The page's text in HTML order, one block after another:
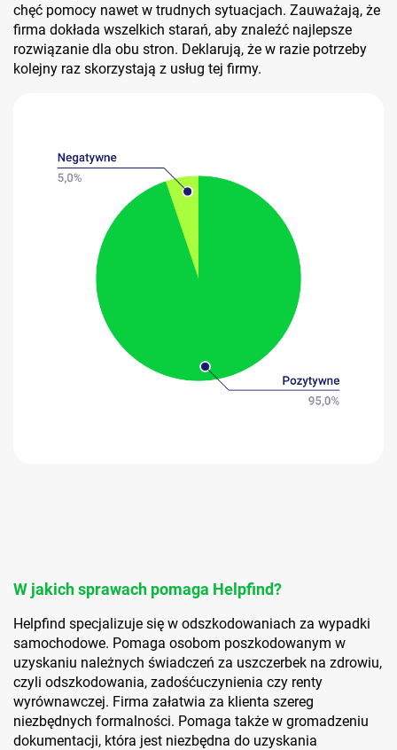
chęć pomocy nawet w trudnych sytuacjach. Zauważają, że
firma dokłada wszelkich starań, aby znaleźć najlepsze
rozwiązanie dla obu stron. Deklarują, że w razie potrzeby
kolejny raz skorzystają z usług tej firmy.
W jakich sprawach pomaga Helpfind?
Helpfind specjalizuje się w odszkodowaniach za wypadki
samochodowe. Pomaga osobom poszkodowanym w
uzyskaniu należnych świadczeń za uszczerbek na zdrowiu,
czyli odszkodowania, zadośćuczynienia czy renty
wyrównawczej. Firma załatwia za klienta szereg
niezbędnych formalności. Pomaga także w gromadzeniu
dokumentacji, która jest niezbędna do uzyskania